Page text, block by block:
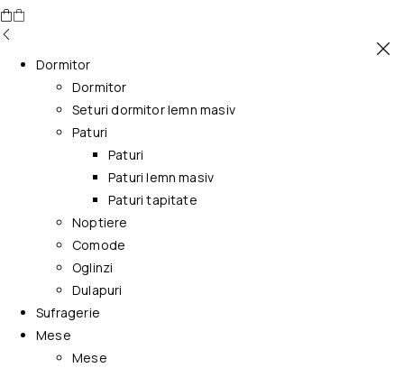
Dormitor
Dormitor
Seturi dormitor lemn masiv
Paturi
Paturi
Paturi lemn masiv
Paturi tapitate
Noptiere
Comode
Oglinzi
Dulapuri
Sufragerie
Mese
Mese